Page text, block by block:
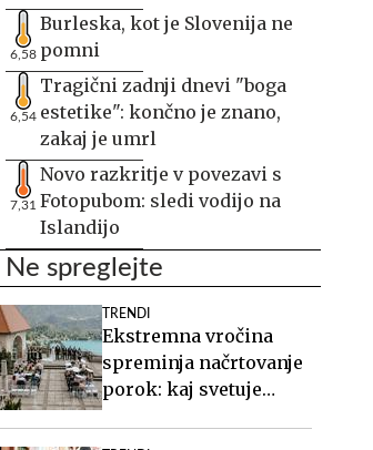
6,58
Burleska, kot je Slovenija ne
pomni
6,54
Tragični zadnji dnevi "boga
estetike": končno je znano,
zakaj je umrl
7,31
Novo razkritje v povezavi s
Fotopubom: sledi vodijo na
Islandijo
Ne spreglejte
TRENDI
Ekstremna vročina
spreminja načrtovanje
porok: kaj svetuje